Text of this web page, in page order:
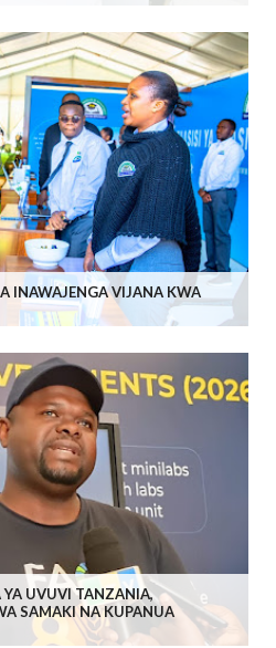
INAWAJENGA VIJANA KWA
YA UVUVI TANZANIA,
SAMAKI NA KUPANUA